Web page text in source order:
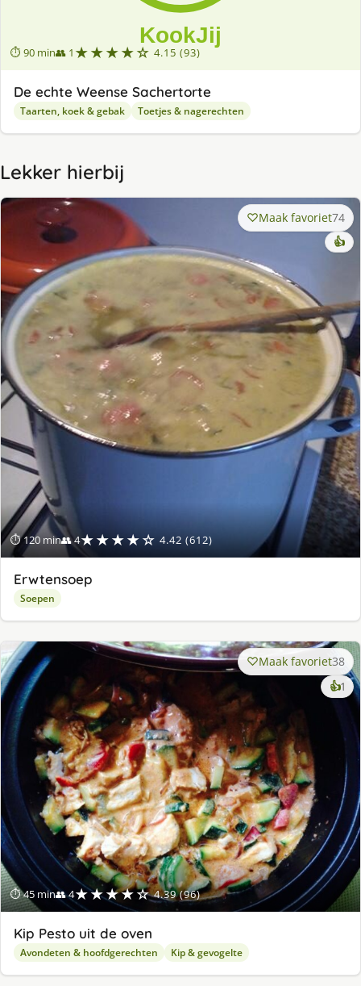
⏱ 90 min👥 1 ★★★★☆ 4.15 (93)
De echte Weense Sachertorte
Taarten, koek & gebak Toetjes & nagerechten
Lekker hierbij
⏱ 120 min👥 4★★★★☆ 4.42 (612)
Maak favoriet74
👍
Erwtensoep
Soepen
⏱ 45 min👥 4★★★★☆ 4.39 (96)
Maak favoriet38
👍1
Kip Pesto uit de oven
Avondeten & hoofdgerechten Kip & gevogelte